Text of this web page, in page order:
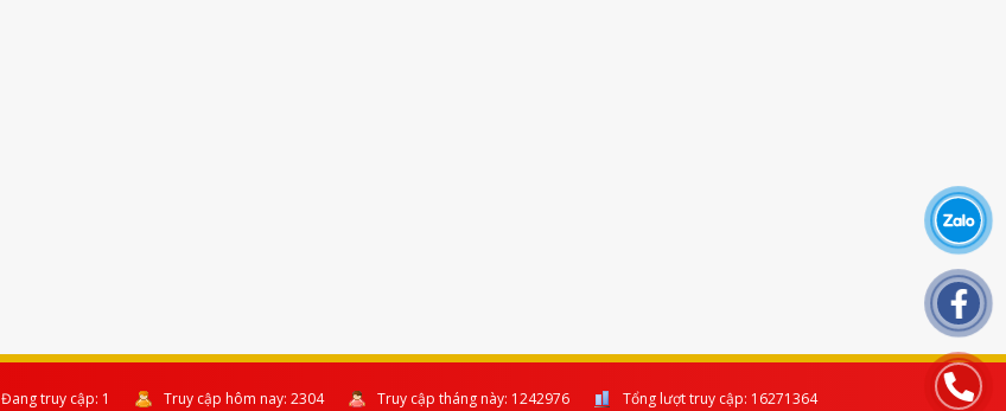
Đang truy cập: 1 Truy cập hôm nay: 2304 Truy cập tháng này: 1242976 Tổng lượt truy cập: 16271364